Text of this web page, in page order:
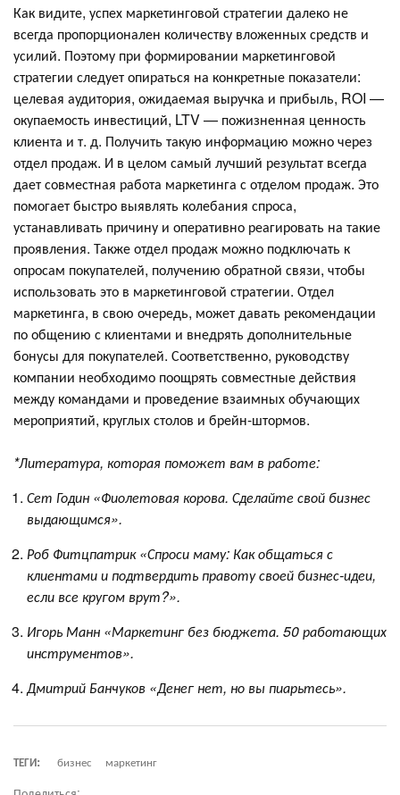
Как видите, успех маркетинговой стратегии далеко не
всегда пропорционален количеству вложенных средств и
усилий. Поэтому при формировании маркетинговой
стратегии следует опираться на конкретные показатели:
целевая аудитория, ожидаемая выручка и прибыль, ROI —
окупаемость инвестиций, LTV — пожизненная ценность
клиента и т. д. Получить такую информацию можно через
отдел продаж. И в целом самый лучший результат всегда
дает совместная работа маркетинга с отделом продаж. Это
помогает быстро выявлять колебания спроса,
устанавливать причину и оперативно реагировать на такие
проявления. Также отдел продаж можно подключать к
опросам покупателей, получению обратной связи, чтобы
использовать это в маркетинговой стратегии. Отдел
маркетинга, в свою очередь, может давать рекомендации
по общению с клиентами и внедрять дополнительные
бонусы для покупателей. Соответственно, руководству
компании необходимо поощрять совместные действия
между командами и проведение взаимных обучающих
мероприятий, круглых столов и брейн-штормов.
*Литература, которая поможет вам в работе:
Сет Годин «Фиолетовая корова. Сделайте свой бизнес
выдающимся».
Роб Фитцпатрик «Спроси маму: Как общаться с
клиентами и подтвердить правоту своей бизнес-идеи,
если все кругом врут?».
Игорь Манн «Маркетинг без бюджета. 50 работающих
инструментов».
Дмитрий Банчуков «Денег нет, но вы пиарьтесь».
ТЕГИ: бизнес маркетинг